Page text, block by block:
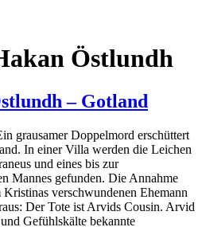
Östlundh
– Gotland
grausamer Doppelmord erschüttert
In einer Villa werden die Leichen
und eines bis zur
Mannes gefunden. Die Annahme
verschwundenen Ehemann
Der Tote ist Arvids Cousin. Arvid
Gefühlskälte bekannte